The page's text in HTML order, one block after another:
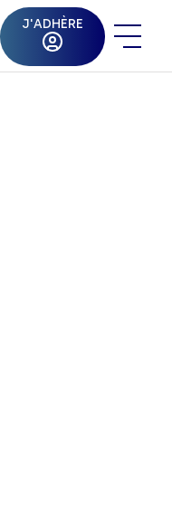
J'ADHÈRE